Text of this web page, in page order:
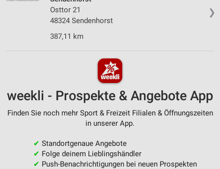
❯
Osttor 21
48324 Sendenhorst
387,11 km
weekli - Prospekte & Angebote App
Finden Sie noch mehr Sport & Freizeit Filialen & Öffnungszeiten
in unserer App.
✔ Standortgenaue Angebote
✔ Folge deinem Lieblingshändler
✔ Push-Benachrichtigungen bei neuen Prospekten